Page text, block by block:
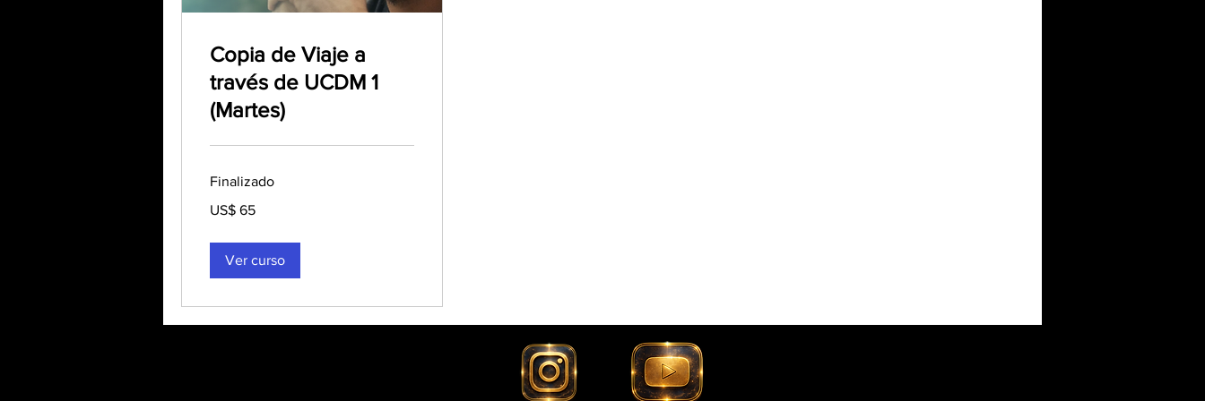
Copia de Viaje a
través de UCDM 1
(Martes)
Finalizado
dólares
US$ 65
Ver curso